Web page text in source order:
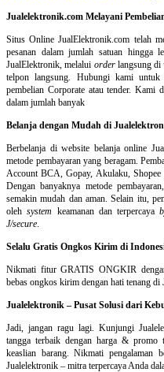
Jualelektronik.com Melayani
Situs Online JualElektronik.com telah
pesanan dalam jumlah satuan hingga
JualElektronik, melalui orderlangsung di
telpon langsung
Hubungi kami untuk
pembelian Corporate atau tender. Kami
dalam jumlah banyak
Belanja dengan Mudah di
Berbelanja diwebsite belanja online
metode pembayaran yang beragam.
Account BCA, Gopay, Akulaku,
Dengan banyaknya metode
semakin mudah dan aman. Selain itu,
olehsystem keamanan dan terpercaya
J/secure
Selalu Gratis Ongkos Kirim di
Nikmati fitur GRATIS ONGKIR
bebas ongkos kirim dengan hati tenang di
Jualelektronik – Pusat Solusi dari
Jadi, jangan ragu lagi. Kunjungi
tangga terbaik dengan harga & promo
keaslian barang. Nikmati pengalaman
Jualelektronik – mitra terpercaya Anda